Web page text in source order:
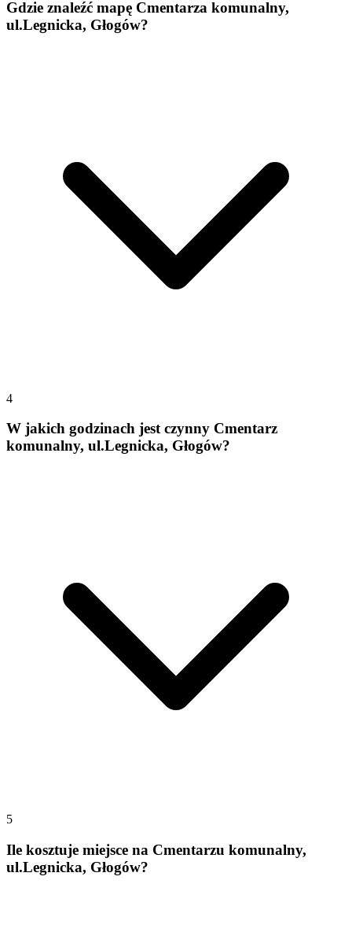
Gdzie znaleźć mapę Cmentarza komunalny,
ul.Legnicka, Głogów?
4
W jakich godzinach jest czynny Cmentarz
komunalny, ul.Legnicka, Głogów?
5
Ile kosztuje miejsce na Cmentarzu komunalny,
ul.Legnicka, Głogów?